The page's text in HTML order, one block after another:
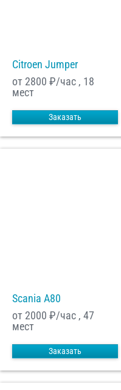
Citroen Jumper
от 2800 ₽/час , 18
мест
Заказать
Scania A80
от 2000 ₽/час , 47
мест
Заказать